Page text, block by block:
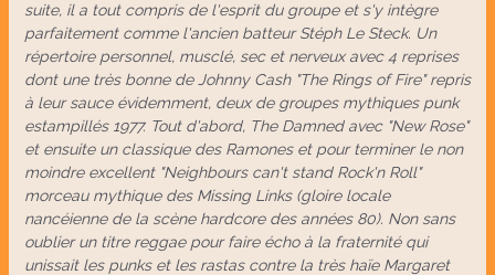
suite, il a tout compris de l'esprit du groupe et s'y intègre
parfaitement comme l'ancien batteur Stéph Le Steck. Un
répertoire personnel, musclé, sec et nerveux avec 4 reprises
dont une très bonne de Johnny Cash "The Rings of Fire" repris
à leur sauce évidemment, deux de groupes mythiques punk
estampillés 1977. Tout d'abord, The Damned avec "New Rose"
et ensuite un classique des Ramones et pour terminer le non
moindre excellent "Neighbours can't stand Rock'n Roll"
morceau mythique des Missing Links (gloire locale
nancéienne de la scène hardcore des années 80). Non sans
oublier un titre reggae pour faire écho à la fraternité qui
unissait les punks et les rastas contre la très haïe Margaret